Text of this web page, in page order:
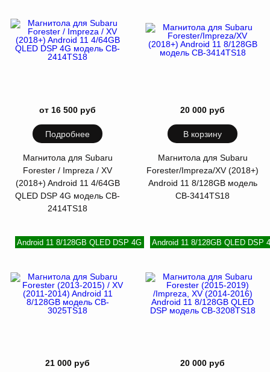
от 16 500 руб
Подробнее
Магнитола для Subaru
Forester / Impreza / XV
(2018+) Android 11 4/64GB
QLED DSP 4G модель CB-
2414TS18
20 000 руб
В корзину
Магнитола для Subaru
Forester/Impreza/XV (2018+)
Android 11 8/128GB модель
CB-3414TS18
Android 11 8/128GB QLED DSP 4G
21 000 руб
Android 11 8/128GB QLED DSP
20 000 руб